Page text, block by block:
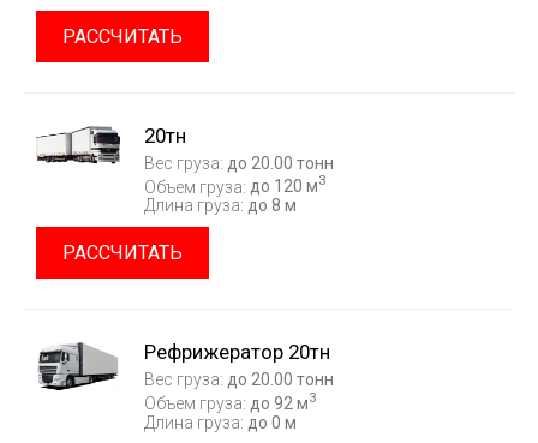
РАССЧИТАТЬ
20тн
Вес груза: до 20.00 тонн
Объем груза: до 120 м3
Длина груза: до 8 м
РАССЧИТАТЬ
Рефрижератор 20тн
Вес груза: до 20.00 тонн
Объем груза: до 92 м3
Длина груза: до 0 м